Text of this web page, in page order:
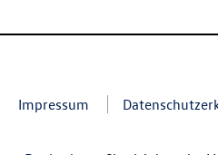
Impressum